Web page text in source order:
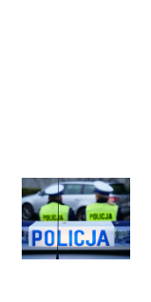
artykułu: